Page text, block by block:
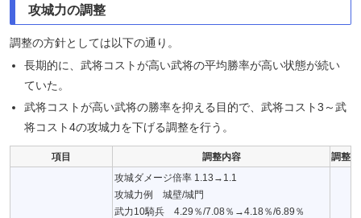
攻城力の調整
調整の方針としては以下の通り。
長期的に、武将コストが高い武将の平均勝率が高い状態が続い
ていた。
武将コストが高い武将の勝率を抑える目的で、武将コスト3～武
将コスト4の攻城力を下げる調整を行う。
項目 調整内容 調整
攻城ダメージ倍率 1.13→1.1
攻城力例 城壁/城門
武力10騎兵 4.29％/7.08％→4.18％/6.89％